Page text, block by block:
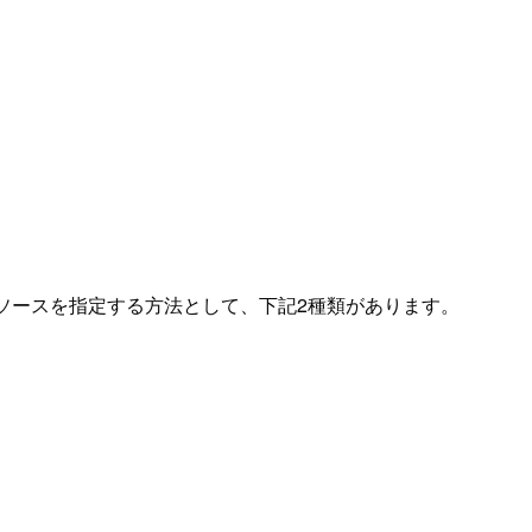
スを指定する方法として、下記2種類があります。